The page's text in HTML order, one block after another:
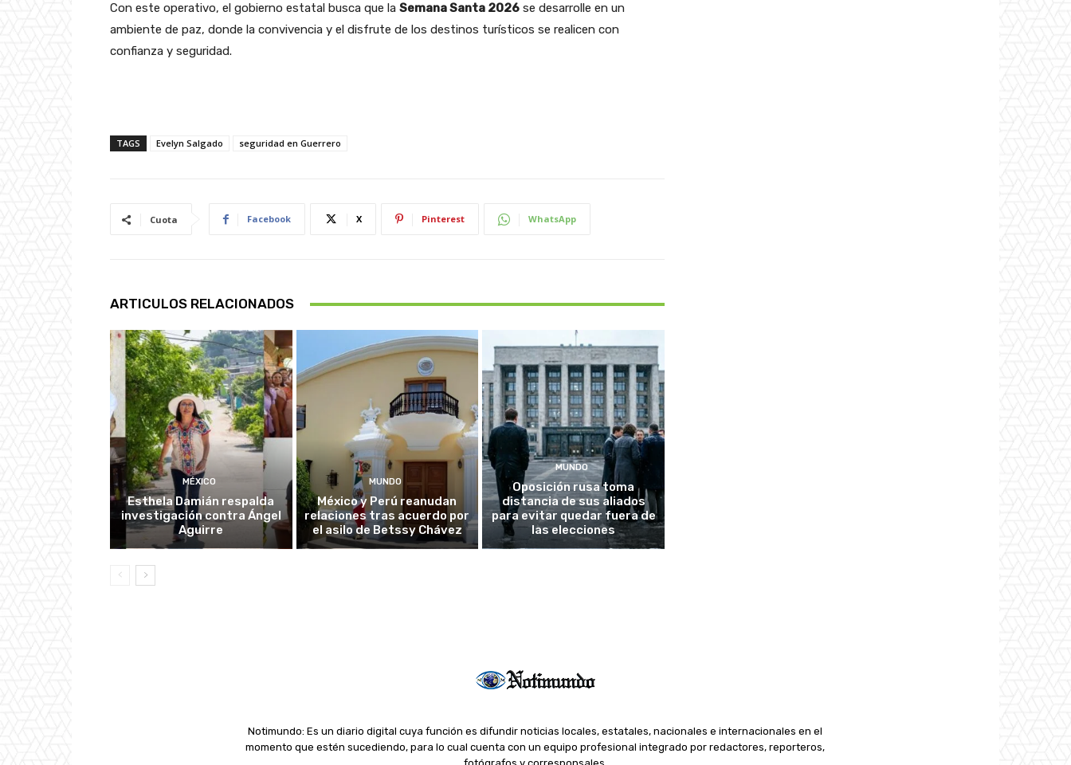
Con este operativo, el gobierno estatal busca que la Semana Santa 2026 se desarrolle en un
ambiente de paz, donde la convivencia y el disfrute de los destinos turísticos se realicen con
confianza y seguridad.
TAGS Evelyn Salgado seguridad en Guerrero
Cuota Facebook X Pinterest WhatsApp
ARTICULOS RELACIONADOS
MÉXICO
Esthela Damián respalda
investigación contra Ángel
Aguirre
MUNDO
México y Perú reanudan
relaciones tras acuerdo por
el asilo de Betssy Chávez
MUNDO
Oposición rusa toma
distancia de sus aliados
para evitar quedar fuera de
las elecciones
Notimundo: Es un diario digital cuya función es difundir noticias locales, estatales, nacionales e internacionales en el
momento que estén sucediendo, para lo cual cuenta con un equipo profesional integrado por redactores, reporteros,